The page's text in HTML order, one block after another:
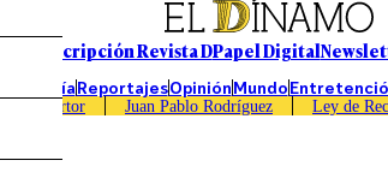
Suscripción Revista DPapel Digital
EconomíaReportajesOpiniónMundo
Caso Sartor Juan Pablo Rodríguez Ley de